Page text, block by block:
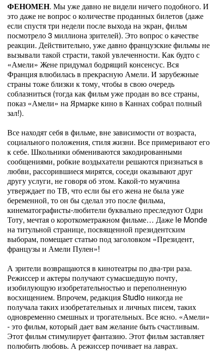
ФЕНОМЕН. Мы уже давно не видели ничего подобного. И
это даже не вопрос о количестве проданных билетов (даже
если спустя три недели после выхода на экран, фильм
посмотрело 3 миллиона зрителей). Это вопрос о качестве
реакции. Действительно, уже давно французские фильмы не
вызывали такой страсти, такой увлеченности. Как будто с
«Амели» Жене придумал бодрящий консенсус. Вся
Франция влюбилась в прекрасную Амели. И зарубежные
страны тоже близки к тому, чтобы в свою очередь
соблазниться (тогда как фильм уже продан во все страны,
показ «Амели» на Ярмарке кино в Каннах собрал полный
зал!).
Все находят себя в фильме, вне зависимости от возраста,
социального положения, стиля жизни. Все примеривают его
к себе. Школьники обмениваются закодированными
сообщениями, робкие воздыхатели решаются признаться в
любви, рассорившиеся мирятся, соседи оказывают друг
другу услуги, не говоря об этом. Какой-то мужчина
утверждает по ТВ, что если бы его жена не была уже
беременной, то он бы сделал это после фильма,
кинематографисты-любители буквально преследуют Одри
Тоту, мечтая о короткометражном фильме… Даже le Monde
на титульной странице, посвященной президентским
выборам, помещает статью под заголовком «Президент,
французы и Амели Пулен»!
А зрители возвращаются в кинотеатры по два-три раза.
Режиссер и актеры получают сумасшедшую почту,
изобилующую изобретательностью и переполненную
восхищением. Впрочем, редакция Studio никогда не
получала таких изобретательных и личных писем, таких
одновременно смешных и трогательных. Все ясно. «Амели»
- это фильм, который дает вам желание быть счастливым.
Этот фильм стимулирует фантазию. Этот фильм заставляет
полюбить любовь. А режиссер почивает на лаврах.